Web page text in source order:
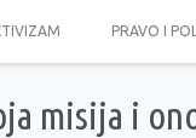
PRAVO I
misija i